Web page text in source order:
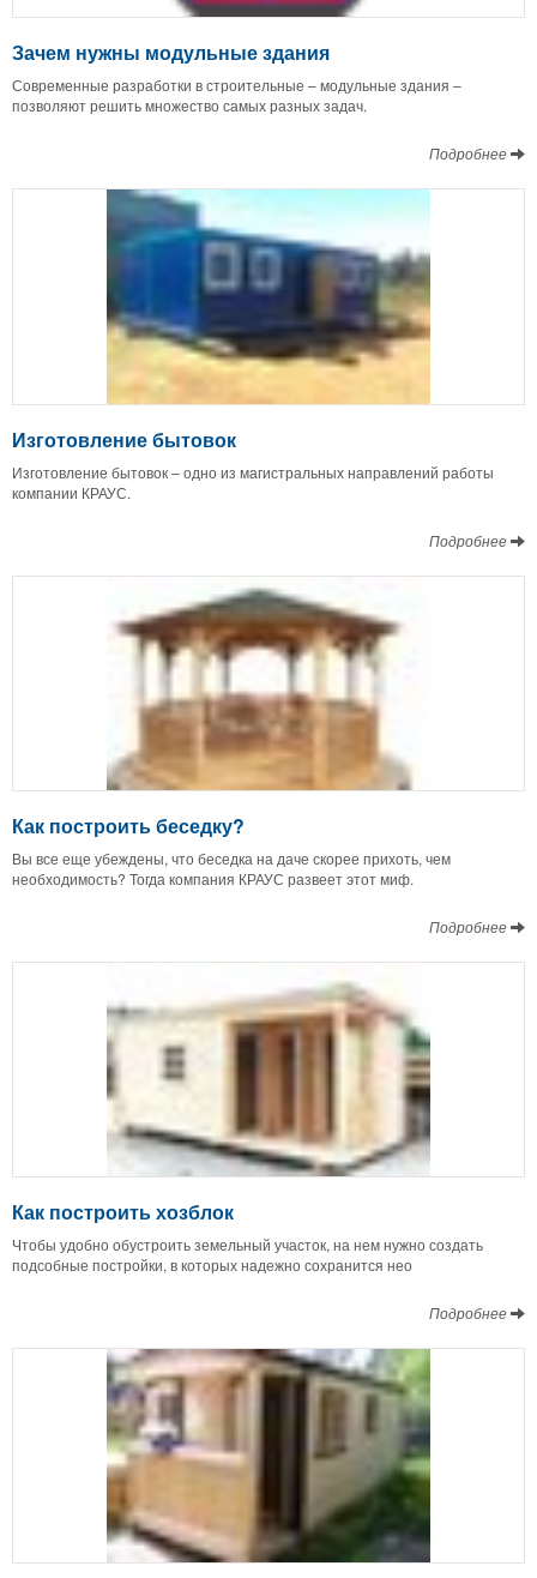
Зачем нужны модульные здания
Современные разработки в строительные – модульные здания –
позволяют решить множество самых разных задач.
Подробнее
Изготовление бытовок
Изготовление бытовок – одно из магистральных направлений работы
компании КРАУС.
Подробнее
Как построить беседку?
Вы все еще убеждены, что беседка на даче скорее прихоть, чем
необходимость? Тогда компания КРАУС развеет этот миф.
Подробнее
Как построить хозблок
Чтобы удобно обустроить земельный участок, на нем нужно создать
подсобные постройки, в которых надежно сохранится нео
Подробнее